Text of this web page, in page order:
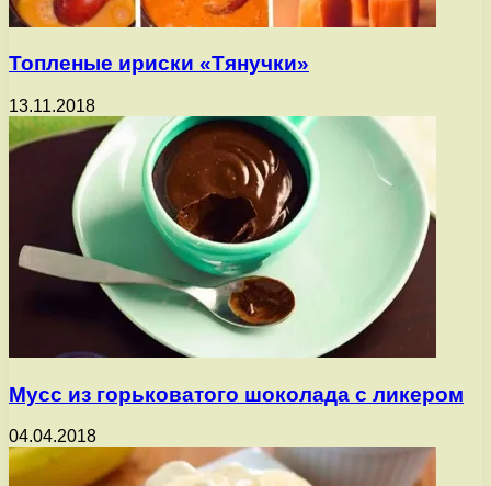
Топленые ириски «Тянучки»
13.11.2018
Мусс из горьковатого шоколада с ликером
04.04.2018